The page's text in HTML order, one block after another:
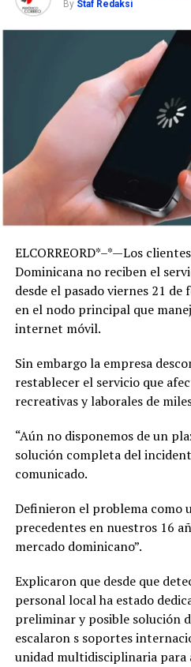
By Staf Redaksi
ELCORREORD*–*—Los
Dominicana no reciben el
desde el pasado viernes 21
en el nodo principal que
internet móvil.
Sin embargo la empresa
restablecer el servicio que
recreativas y laborales de
“Aún no disponemos de un
solución completa del
comunicado.
Definieron el problema como
precedentes en nuestros 16
mercado dominicano”.
Explicaron que desde que
personal local ha estado
preliminar y posible solución
escalaron s soportes
unidad multidisciplinaria para